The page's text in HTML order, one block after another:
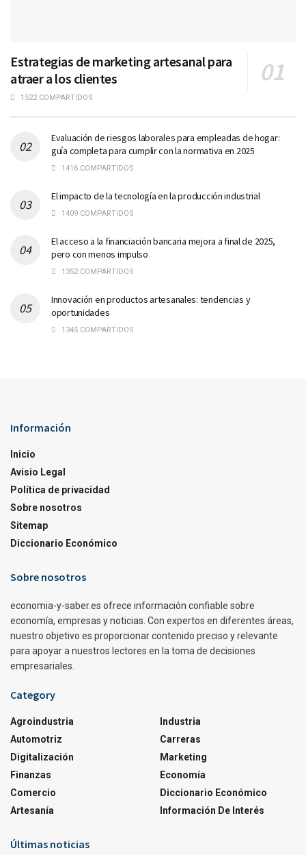
Estrategias de marketing artesanal para
atraer a los clientes
1522 COMPARTIDOS
Evaluación de riesgos laborales para empleadas de hogar:
guía completa para cumplir con la normativa en 2025
1416 COMPARTIDOS
El impacto de la tecnología en la producción industrial
1409 COMPARTIDOS
El acceso a la financiación bancaria mejora a final de 2025,
pero con menos impulso
1352 COMPARTIDOS
Innovación en productos artesanales: tendencias y
oportunidades
1345 COMPARTIDOS
Información
Inicio
Avisio Legal
Política de privacidad
Sobre nosotros
Sitemap
Diccionario Económico
Sobre nosotros
economia-y-saber.es ofrece información confiable sobre
economía, empresas y noticias. Con expertos en diferentes áreas,
nuestro objetivo es proporcionar contenido preciso y relevante
para apoyar a nuestros lectores en la toma de decisiones
empresariales.
Category
Agroindustria
Automotriz
Digitalización
Finanzas
Comercio
Artesanía
Industria
Carreras
Marketing
Economía
Diccionario Económico
Información De Interés
Últimas noticias